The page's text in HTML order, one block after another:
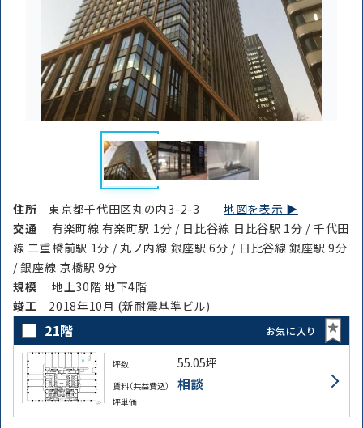
住所東京都千代田区丸の内3-2-3地図を表示 ▶︎
交通
有楽町線 有楽町駅 1分 / 日比谷線 日比谷駅 1分 / 千代田
線 二重橋前駅 1分 / 丸ノ内線 銀座駅 6分 / 日比谷線 銀座駅 9分
/ 銀座線 京橋駅 9分
規模
地上30階 地下4階
竣⼯ 2018年10月 (新耐震基準ビル)
21階 お気に入り
坪数 55.05坪
賃料（共益費込） 相談
坪単価